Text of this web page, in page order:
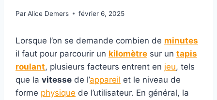
ParAlice Demers février 6, 2025
Lorsque l’on se demande combien de minutes
il faut pour parcourir un kilomètre sur un tapis
roulant, plusieurs facteurs entrent en jeu, tels
que la vitesse de l’appareil et le niveau de
forme physique de l’utilisateur. En général, la